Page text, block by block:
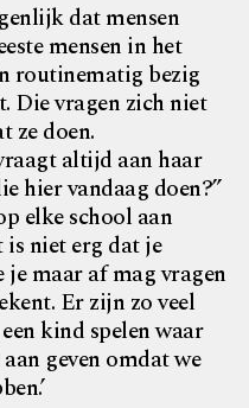
dat mensen
mensen in het
routinematig bezig
Die vragen zich niet
ze doen.
altijd aan haar
hier vandaag doen?”
elke school aan
niet erg dat je
maar af mag vragen
Er zijn zo veel
kind spelen waar
geven omdat we